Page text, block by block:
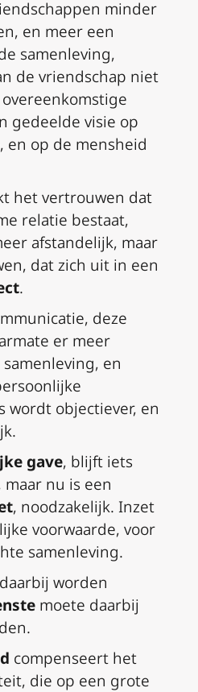
minder
en meer een
samenleving,
de vriendschap niet
gedeelde visie op
en op de mensheid
het vertrouwen dat
relatie bestaat,
afstandelijk, maar
dat zich uit in een
.
deze
er meer
en
wordt objectiever, en
gave, blijft iets
nu is een
, noodzakelijk. Inzet
voorwaarde, voor
samenleving.
worden
moete daarbij
compenseert het
die op een grote